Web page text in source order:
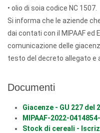
• olio di soia codice NC 1507.
Si informa che le aziende
dai contati con il MIPAAF ed
comunicazione delle
testo del decreto allegato e
Documenti
Giacenze - GU 227 del
MIPAAF-2022-
Stock di cereali -